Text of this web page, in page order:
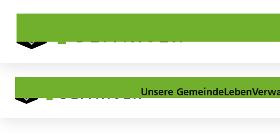
Unsere GemeindeLeben
Gemeinderat in Kürze